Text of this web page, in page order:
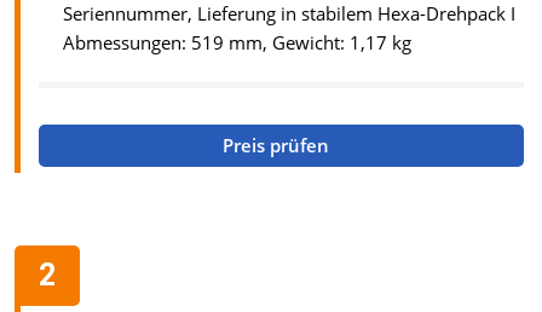
Seriennummer, Lieferung in stabilem Hexa-Drehpack I
Abmessungen: 519 mm, Gewicht: 1,17 kg
Preis prüfen